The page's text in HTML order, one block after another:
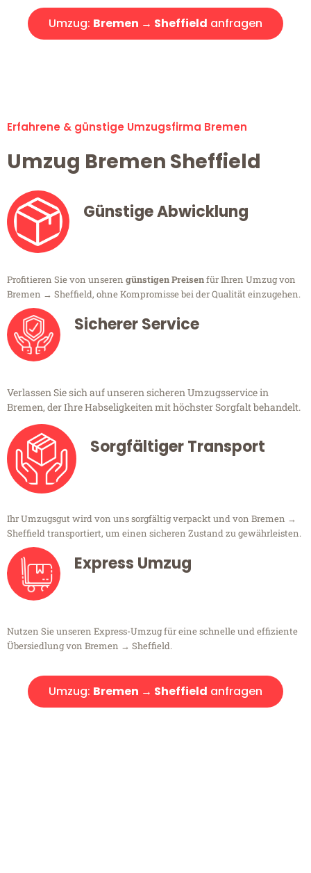
Umzug: Bremen → Sheffield anfragen
Erfahrene & günstige Umzugsfirma Bremen
Umzug Bremen Sheffield
Günstige Abwicklung
Profitieren Sie von unseren günstigen Preisenfür Ihren Umzug von
Bremen → Sheffield, ohne Kompromisse bei der Qualität einzugehen.
Sicherer Service
Verlassen Sie sich auf unseren sicheren Umzugsservice in
Bremen, der Ihre Habseligkeiten mit höchster Sorgfalt behandelt.
Sorgfältiger Transport
Ihr Umzugsgut wird von uns sorgfältig verpackt und von Bremen →
Sheffield transportiert, um einen sicheren Zustand zu gewährleisten.
Express Umzug
Nutzen Sie unseren Express-Umzug für eine schnelle und effiziente
Übersiedlung von Bremen → Sheffield.
Umzug: Bremen → Sheffield anfragen